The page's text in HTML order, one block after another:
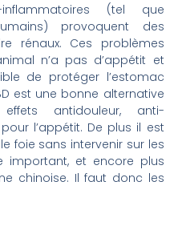
(tel que
provoquent des
rénaux. Ces problèmes
n’a pas d’appétit et
de protéger l’estomac
est une bonne alternative
antidouleur, anti-
l’appétit. De plus il est
foie sans intervenir sur les
important, et encore plus
chinoise. Il faut donc les